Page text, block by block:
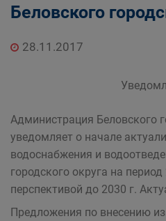
Управление
Беловского городского
Беловского
28.11.2017
Администрация Беловского
уведомляет о начале
водоснабжения и
городского округа на период
перспективой до 2030 г.
Предложения по внесению